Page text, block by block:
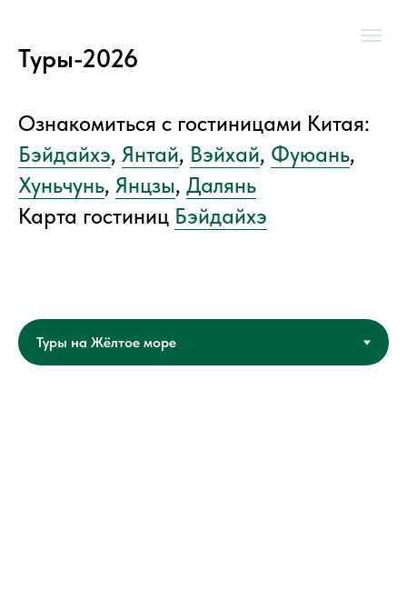
Туры-2026
Ознакомиться с гостиницами Китая:
Бэйдайхэ, Янтай, Вэйхай, Фуюань,
Хуньчунь, Янцзы, Далянь
Карта гостиниц Бэйдайхэ